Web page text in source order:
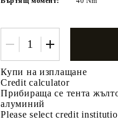
Купи на изплащане
Credit calculator
Прибираща се тента
алуминий
Please select credit